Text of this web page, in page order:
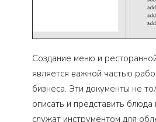
Создание меню и
является важной частью
бизнеса. Эти документы не
описать и представить блюда
служат инструментом для